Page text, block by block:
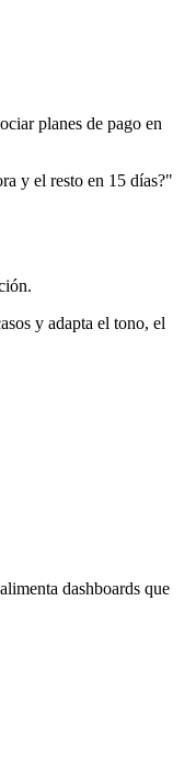
planes de pago en
y el resto en 15 días?"
y adapta el tono, el
dashboards que